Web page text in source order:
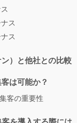
ス
ス
）と他社との比較
は可能か？
客の重要性